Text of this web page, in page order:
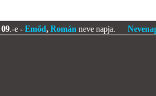
09.-e - Emőd, Románneve napja.